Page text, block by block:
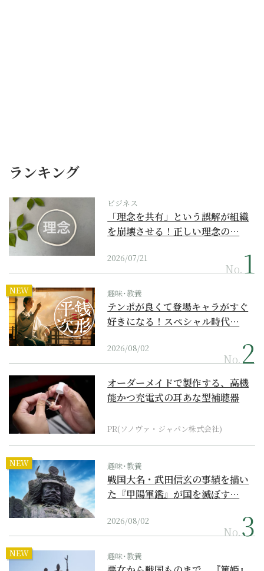
ランキング
ビジネス
「理念を共有」という誤解が組織
を崩壊させる！正しい理念の…
2026/07/21
No.
NEW 趣味･教養
テンポが良くて登場キャラがすぐ
好きになる！スペシャル時代…
2026/08/02
No.
オーダーメイドで製作する、高機
能かつ充電式の耳あな型補聴器
PR(ソノヴァ・ジャパン株式会社)
NEW 趣味･教養
戦国大名・武田信玄の事績を描い
た『甲陽軍鑑』が国を滅ぼす…
2026/08/02
No.
NEW 趣味･教養